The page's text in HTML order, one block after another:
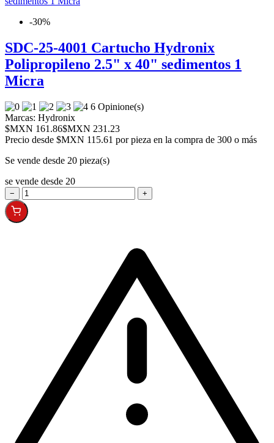
-30%
SDC-25-4001 Cartucho Hydronix
Polipropileno 2.5" x 40" sedimentos 1
Micra
6 Opinione(s)
Marcas: Hydronix
$MXN 161.86$MXN 231.23
Precio desde $MXN 115.61 por pieza en la compra de 300 o más
Se vende desde 20 pieza(s)
se vende desde 20
− +